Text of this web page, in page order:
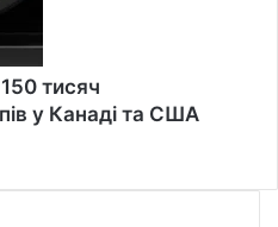
тисяч
у Канаді та США